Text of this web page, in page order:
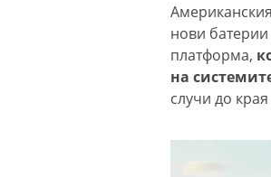
нови
платформа,
на
случи до